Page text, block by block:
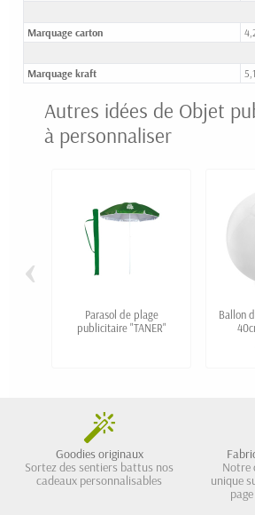
Marquage carton
Marquage kraft
Autres idées de Objet
à personnaliser
Parasol de plage
publicitaire "TANER"
Ballon
‹
Goodies originaux
Sortez des sentiers battus nos
cadeaux personnalisables
Notre
unique